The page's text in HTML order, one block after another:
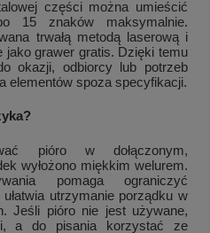
części można umieścić
znaków maksymalnie.
trwałą metodą laserową i
jako grawer gratis. Dzięki temu
okazji, odbiorcy lub potrzeb
elementów spoza specyfikacji.
pióro w dołączonym,
wyłożono miękkim welurem.
pomaga ograniczyć
utrzymanie porządku w
Jeśli pióro nie jest używane,
a do pisania korzystać ze